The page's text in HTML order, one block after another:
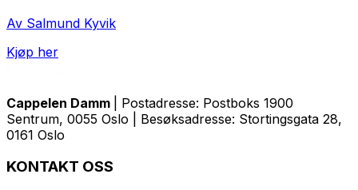
Av Salmund Kyvik
Kjøp her
Cappelen Damm
| Postadresse: Postboks 1900
Sentrum, 0055 Oslo | Besøksadresse: Stortingsgata 28,
0161 Oslo
KONTAKT OSS